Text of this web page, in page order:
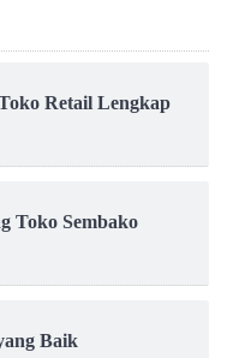
Retail Lengkap
Toko Sembako
Baik